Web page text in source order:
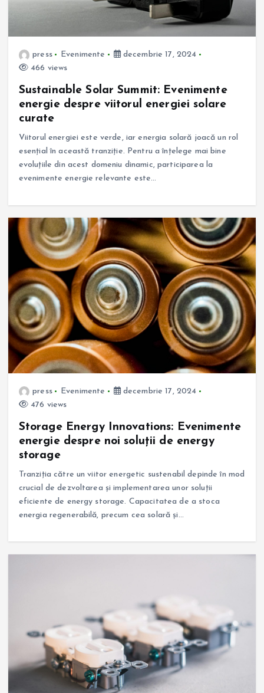
press Evenimente
decembrie 17, 2024
466 views
Sustainable Solar Summit: Evenimente
energie despre viitorul energiei solare
curate
Viitorul energiei este verde, iar energia solară joacă un rol
esențial în această tranziție. Pentru a înțelege mai bine
evoluțiile din acest domeniu dinamic, participarea la
evenimente energie relevante este…
press Evenimente
decembrie 17, 2024
476 views
Storage Energy Innovations: Evenimente
energie despre noi soluții de energy
storage
Tranziția către un viitor energetic sustenabil depinde în mod
crucial de dezvoltarea și implementarea unor soluții
eficiente de energy storage. Capacitatea de a stoca
energia regenerabilă, precum cea solară și…